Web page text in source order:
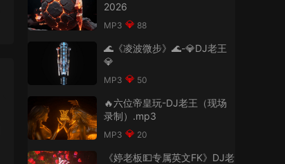
2026
88
🌊《凌波微步》🌊-💎DJ老王
💎
50
🔥六位帝皇玩-DJ老王（现场
录制）.mp3
20
《婷老板💵专属英文FK》DJ老